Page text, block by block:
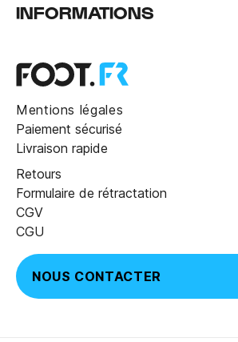
INFORMATIONS
Mentions légales
Paiement sécurisé
Livraison rapide
Retours
Formulaire de rétractation
CGV
CGU
NOUS CONTACTER